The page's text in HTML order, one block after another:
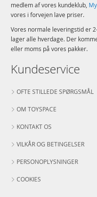
medlem af vores kundeklub,
vores i forvejen lave priser.
Vores normale leveringstid er
lager alle hverdage. Der
eller moms på vores pakker.
Kundeservice
OFTE STILLEDE SPØRGSMÅL
OM TOYSPACE
KONTAKT OS
VILKÅR OG BETINGELSER
PERSONOPLYSNINGER
COOKIES